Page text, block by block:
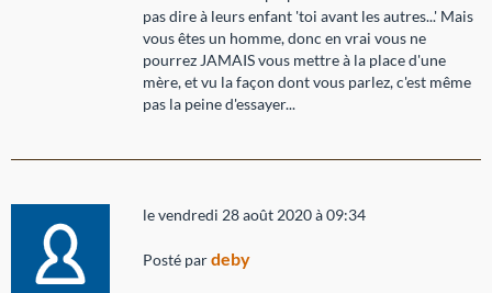
pas dire à leurs enfant 'toi avant les autres...' Mais
vous êtes un homme, donc en vrai vous ne
pourrez JAMAIS vous mettre à la place d'une
mère, et vu la façon dont vous parlez, c'est même
pas la peine d'essayer...
le vendredi 28 août 2020 à 09:34
Posté pardeby